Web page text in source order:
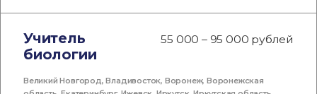
Учитель
биологии
55 000 – 95 000 рублей
Великий Новгород,Владивосток, Воронеж,Воронежская